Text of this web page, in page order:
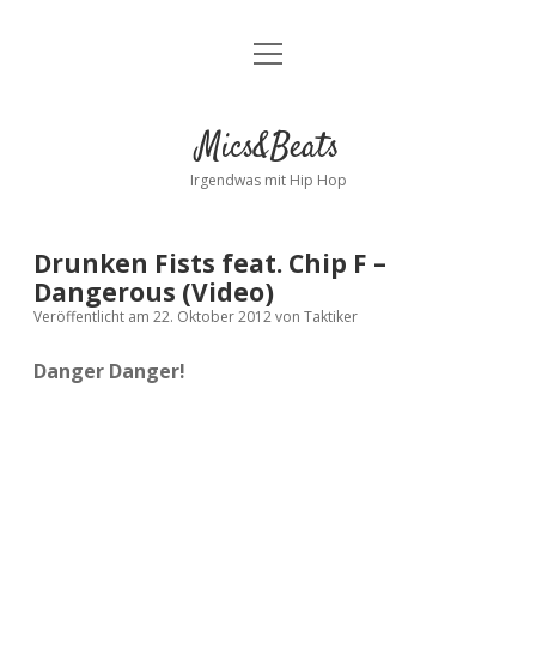
Kontakt
facebookinstagram
bandcamp
spotify
Menü
Mics&Beats
Irgendwas mit Hip Hop
Drunken Fists feat. Chip F –
Dangerous (Video)
Veröffentlicht am 22. Oktober 2012von Taktiker
Danger Danger!